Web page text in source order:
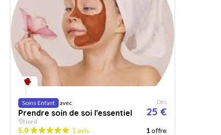
Soins Enfant avec
Prendre soin de soi l'essentiel
Dès
25 €
Nord
5.0 1 avis 1offre